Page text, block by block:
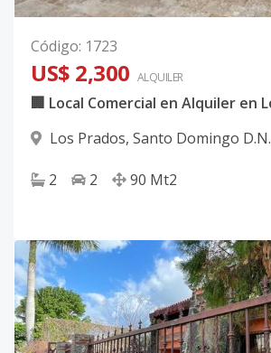
Código: 1723
US$ 2,300 ALQUILER
Los Prados, Santo Domingo D.N.
2 2 90 Mt2